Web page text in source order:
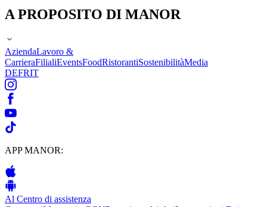
A PROPOSITO DI MANOR
AziendaLavoro &
CarrieraFilialiEventsFoodRistorantiSostenibilitàMedia
DEFRIT
APP MANOR:
Al Centro di assistenza